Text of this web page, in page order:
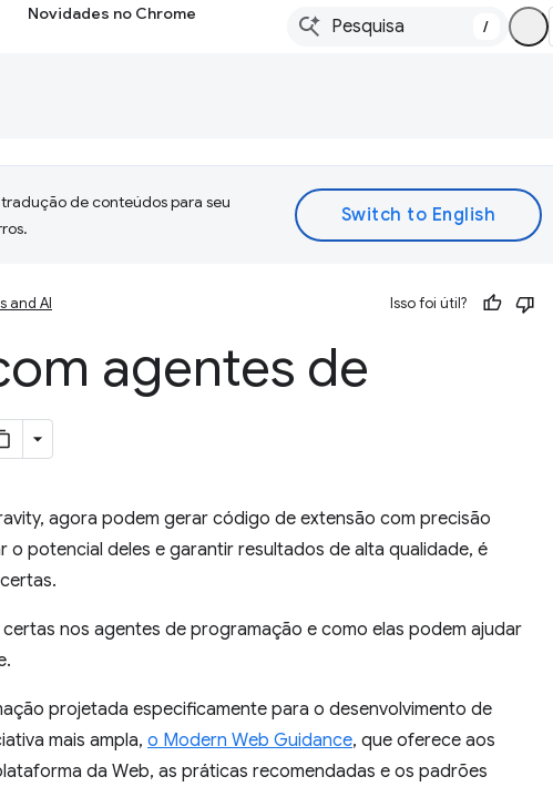
Novidades no Chrome
/
de conteúdos para seu
and AI Isso foi útil?
agentes de
agora podem gerar código de extensão com precisão
potencial deles e garantir resultados de alta qualidade, é
nos agentes de programação e como elas podem ajudar
projetada especificamente para o desenvolvimento de
mais ampla, o Modern Web Guidance, que oferece aos
da Web, as práticas recomendadas e os padrões